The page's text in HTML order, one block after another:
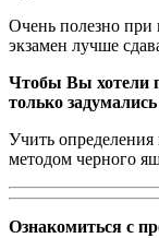
Очень полезно
экзамен лучше
Чтобы Вы хотели
только
Учить определения
методом черного
Ознакомиться с